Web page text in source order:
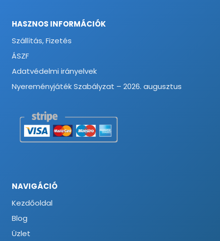
HASZNOS INFORMÁCIÓK
Szállítás, Fizetés
ÁSZF
Adatvédelmi irányelvek
Nyereményjáték Szabályzat – 2026. augusztus
NAVIGÁCIÓ
Kezdőoldal
Blog
Üzlet